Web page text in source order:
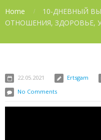
Home
10-ДНЕВНЫЙ
ОТНОШЕНИЯ, ЗДОРОВЬЕ,
22.05.2021 Ertsgam
No Comments